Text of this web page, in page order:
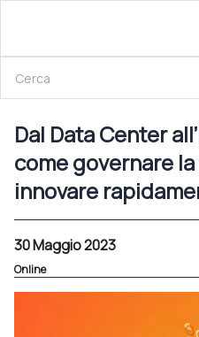
Dal Data Center
come governare
innovare
30 Maggio 2023
Online